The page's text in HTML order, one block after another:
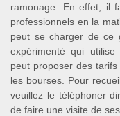
ramonage. En effet, il
professionnels en la
peut se charger de ce
expérimenté qui
peut proposer des
les bourses. Pour
veuillez le téléphoner
de faire une visite de